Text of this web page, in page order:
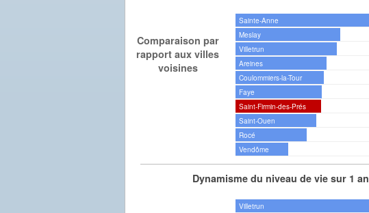
Comparaison par
rapport aux villes
voisines
Sainte-Anne
Meslay
Villetrun
Areines
Coulommiers-la-Tour
Faye
Saint-Firmin-des-Prés
Saint-Ouen
Rocé
Vendôme
Dynamisme du niveau de vie sur 1 an
Villetrun